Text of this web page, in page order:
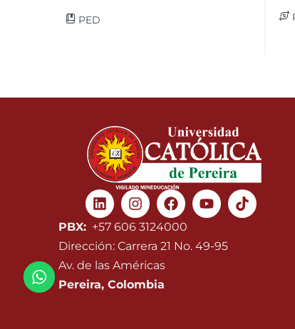
PED
LinkedinInstagram
Facebook
Youtube
PBX: +57 606 3124000
Dirección: Carrera 21 No. 49-95
Av. de las Américas
Pereira, Colombia